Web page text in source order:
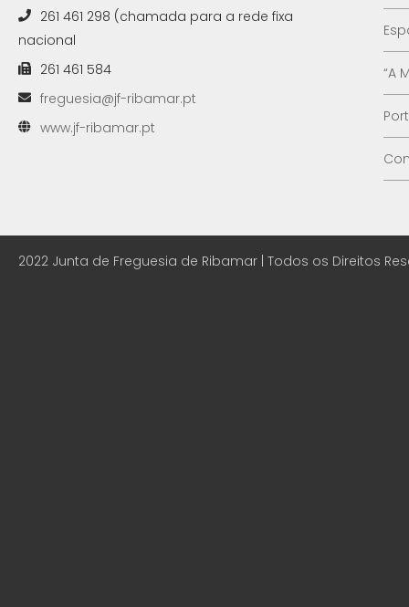
261 461 298 (chamada para a rede fixa
nacional
261 461 584
freguesia@jf-ribamar.pt
www.jf-ribamar.pt
“A
2022 Junta de Freguesia de Ribamar | Todos os Direitos